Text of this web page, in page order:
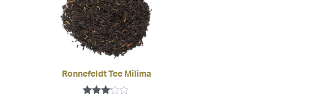
Ronnefeldt Tee Milima